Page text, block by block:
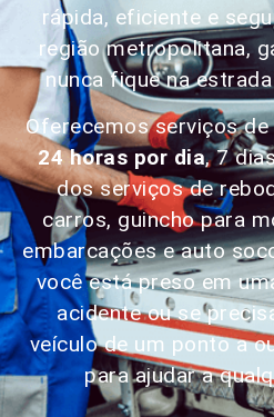
rápida, eficiente e
região metropolitana,
nunca fique na
Oferecemos serviços de
24 horas por dia, 7
dos serviços de
carros, guincho para
embarcações e auto
você está preso em
acidente ou se
veículo de um ponto a
para ajudar a